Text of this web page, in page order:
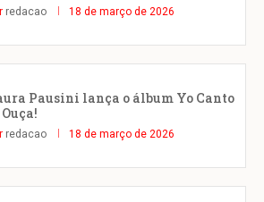
redacao 18 de março de 2026
Pausini lança o álbum Yo Canto
redacao 18 de março de 2026